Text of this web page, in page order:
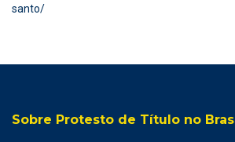
santo/
Sobre Protesto de Título no